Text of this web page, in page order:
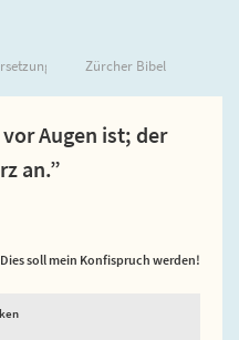
Zürcher Bibel
Augen ist; der
an.”
Dies soll mein Konfispruch werden!